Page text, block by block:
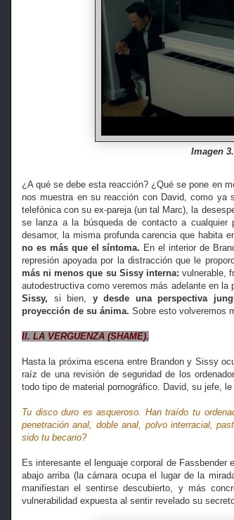
Imagen
¿A qué se debe esta reacción? ¿Qué se pone en
nos muestra en su reacción con David, como ya
telefónica con su ex-pareja (un tal Marc), la
se lanza a la búsqueda de contacto a
desamor, la misma profunda carencia que habita
no es más que el síntoma. En el interior de
represión apoyada por la distracción que le
más ni menos que su Sissy interna: vulnerable,
autodestructiva como veremos más adelante en la
Sissy, si bien, y desde una perspectiva
proyección de su ánima. Sobre esto volveremos
II. LA VERGUENZA (SHAME).
Hasta la próxima escena entre Brandon y Sissy
raíz de una revisión de seguridad de los
todo tipo de material pornográfico. David, su jefe,
Tu disco duro es asqueroso. Han traído tu
penetración anal, doble anal, polvo interracial,
sido tu becario?
Es interesante el lenguaje corporal de
abajo arriba (la cámara ocupa el lugar de la
manifiestan el sentirse descubierto, y más
vulnerabilidad expuesta al sentir revelado su